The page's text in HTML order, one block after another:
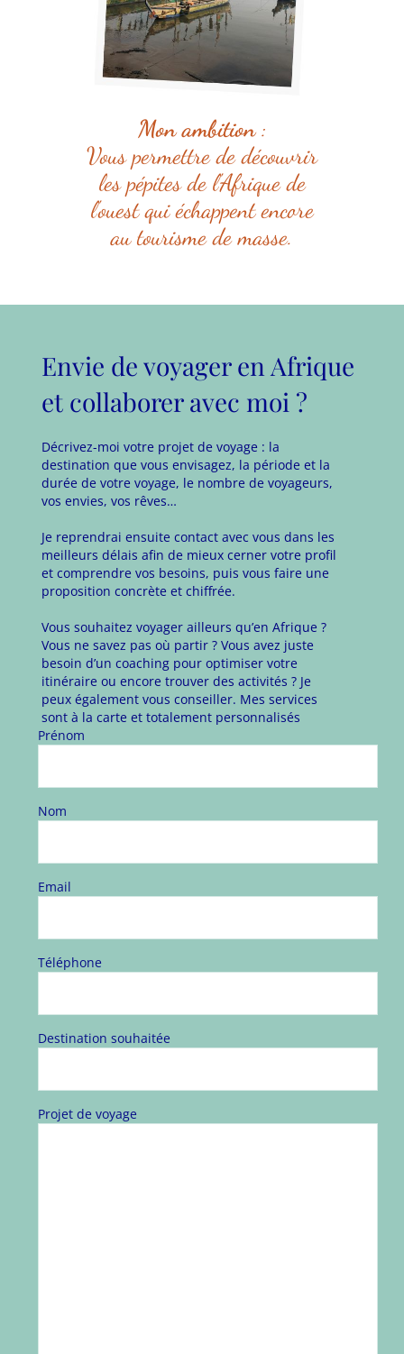
Mon ambition:
Vous permettre de découvrir
les pépites de l'Afrique de
l'ouest qui échappent encore
au tourisme de masse.
Envie de voyager en Afrique
et collaborer avec moi ?
Décrivez-moi votre projet de voyage : la
destination que vous envisagez, la période et la
durée de votre voyage, le nombre de voyageurs,
vos envies, vos rêves…
Je reprendrai ensuite contact avec vous dans les
meilleurs délais afin de mieux cerner votre profil
et comprendre vos besoins, puis vous faire une
proposition concrète et chiffrée.
Vous souhaitez voyager ailleurs qu’en Afrique ?
Vous ne savez pas où partir ? Vous avez juste
besoin d’un coaching pour optimiser votre
itinéraire ou encore trouver des activités ? Je
peux également vous conseiller. Mes services
sont à la carte et totalement personnalisés
Prénom
Nom
Email
Téléphone
Destination souhaitée
Projet de voyage